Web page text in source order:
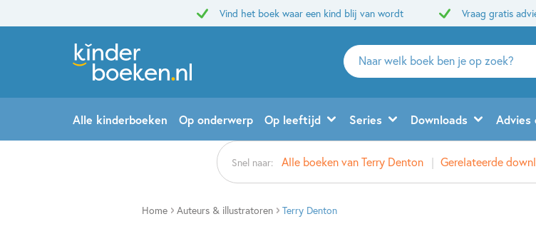
Vind het boek waar een kind blij van wordt Vraag gratis
Zoeken
naar
en
uitgevers
Alle kinderboeken Op onderwerp Op leeftijd Series Downloads Advies
Snel naar: Alle boeken van Terry Denton Gerelateerde
Home Auteurs & illustratoren Terry Denton